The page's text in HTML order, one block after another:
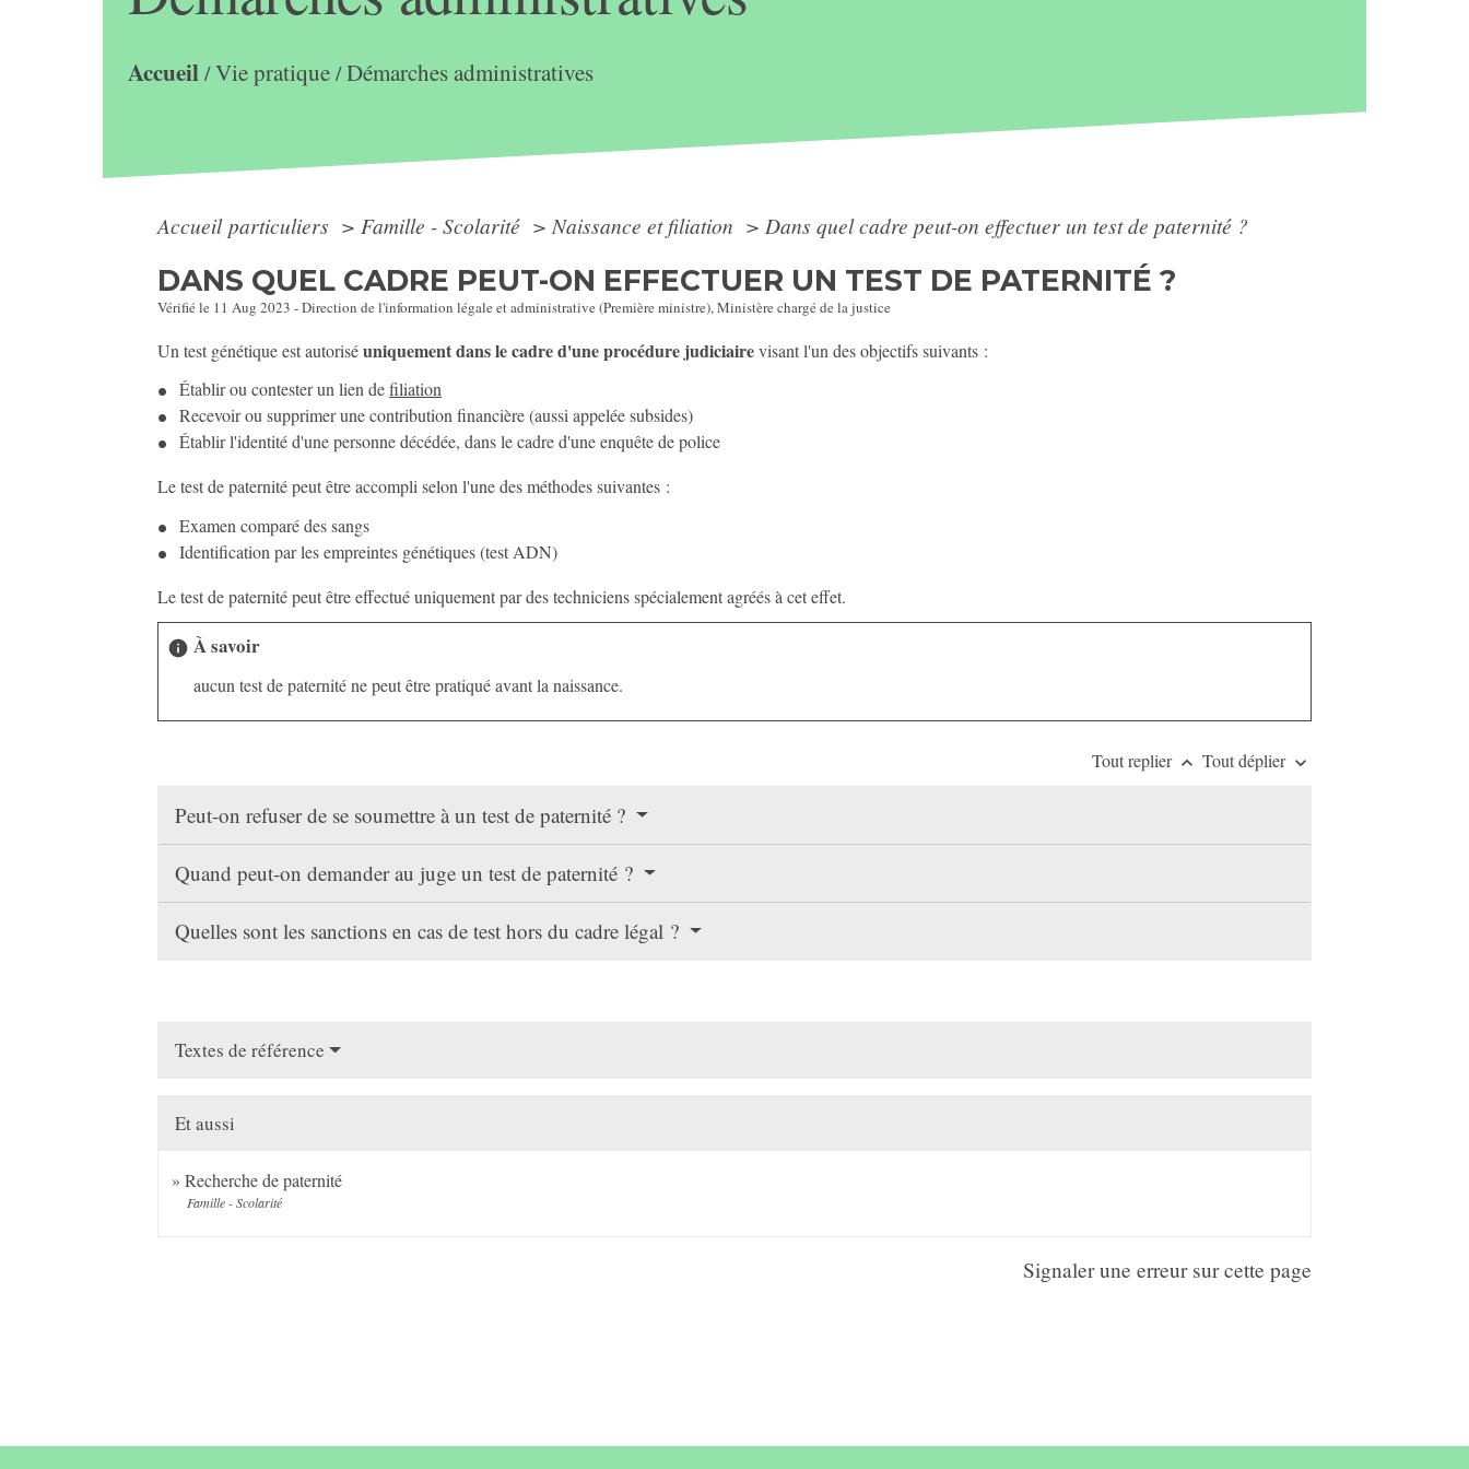
Accueil/Vie pratique/Démarches administratives
Accueil particuliers > Famille - Scolarité > Naissance et filiation > Dans quel cadre peut-on effectuer un test de paternité ?
DANS QUEL CADRE PEUT-ON EFFECTUER UN TEST DE PATERNITÉ ?
Vérifié le 11 Aug 2023 - Direction de l'information légale et administrative (Première ministre), Ministère chargé de la justice
Un test génétique est autoriséuniquement dans le cadre d'une procédure judiciairevisant l'un des objectifs suivants :
Établir ou contester un lien defiliation
Recevoir ou supprimer une contribution financière (aussi appelée subsides)
Établir l'identité d'une personne décédée, dans le cadre d'une enquête de police
Le test de paternité peut être accompli selon l'une des méthodes suivantes :
Examen comparé des sangs
Identification par les empreintes génétiques (test ADN)
Le test de paternité peut être effectué uniquement par des techniciens spécialement agréés à cet effet.
info À savoir
aucun test de paternité ne peut être pratiqué avant la naissance.
Tout replier keyboard_arrow_up Tout déplier keyboard_arrow_down
Peut-on refuser de se soumettre à un test de paternité ?
Quand peut-on demander au juge un test de paternité ?
Quelles sont les sanctions en cas de test hors du cadre légal ?
Textes de référence
Et aussi
Recherche de paternité
Famille - Scolarité
Signaler une erreur sur cette page